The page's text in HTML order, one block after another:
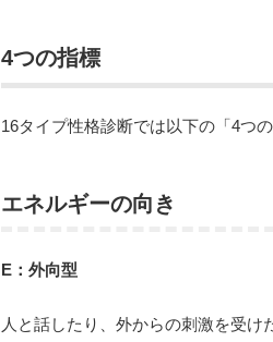
4つの指標
16タイプ性格診断では以下の「4つ
エネルギーの向き
E：外向型
人と話したり、外からの刺激を受け